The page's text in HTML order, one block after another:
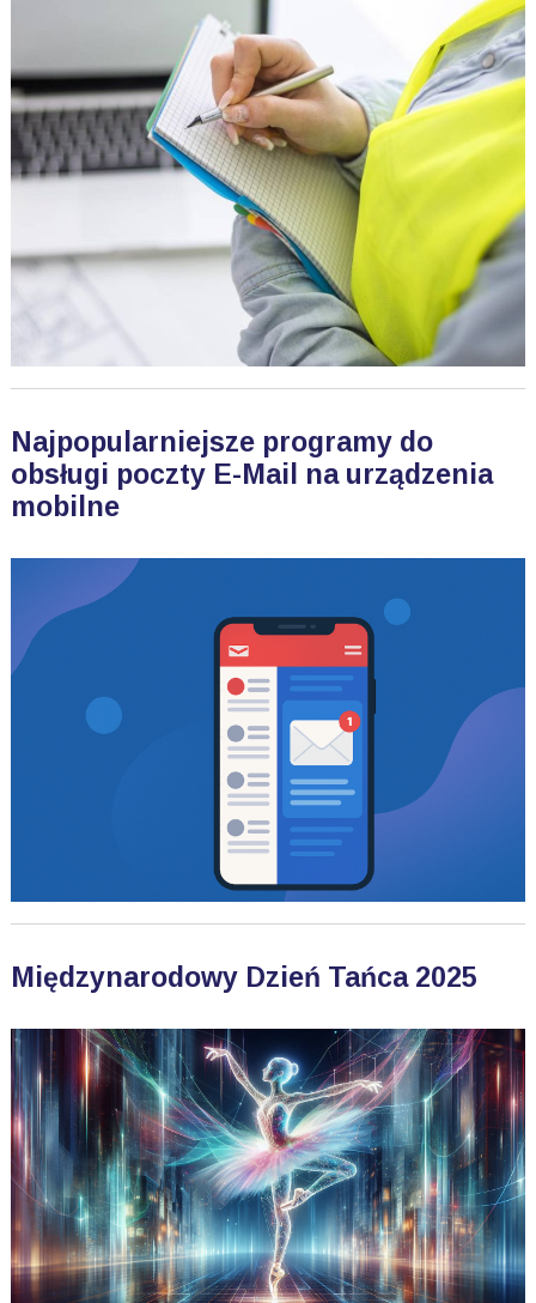
Najpopularniejsze programy do
obsługi poczty E-Mail na urządzenia
mobilne
Międzynarodowy Dzień Tańca 2025